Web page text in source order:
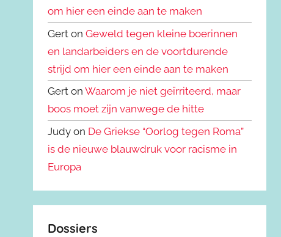
om hier een einde aan te maken
Gert onGeweld tegen kleine boerinnen
en landarbeiders en de voortdurende
strijd om hier een einde aan te maken
Gert onWaarom je niet geïrriteerd, maar
boos moet zijn vanwege de hitte
Judy on De Griekse “Oorlog tegen Roma”
is de nieuwe blauwdruk voor racisme in
Europa
Dossiers